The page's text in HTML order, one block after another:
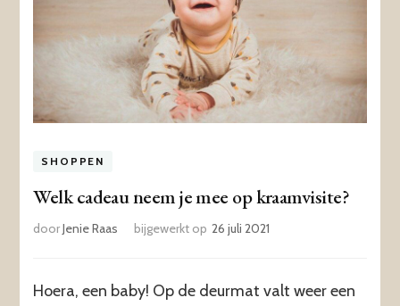
SHOPPEN
Welk cadeau neem je mee op kraamvisite?
doorJenie Raas bijgewerkt op 26 juli 2021
Hoera, een baby! Op de deurmat valt weer een